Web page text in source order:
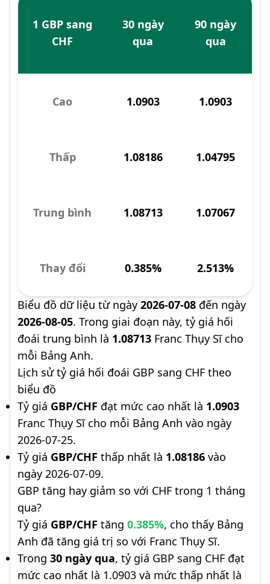
1 GBP sang
CHF
30 ngày
qua
90 ngày
qua
Cao 1.0903 1.0903
Thấp 1.08186 1.04795
Trung bình 1.08713 1.07067
Thay đổi 0.385% 2.513%
Biểu đồ dữ liệu từ ngày 2026-07-08 đến ngày
2026-08-05. Trong giai đoạn này, tỷ giá hối
đoái trung bình là 1.08713 Franc Thụy Sĩ cho
mỗi Bảng Anh.
Lịch sử tỷ giá hối đoái GBP sang CHF theo
biểu đồ
Tỷ giá GBP/CHF đạt mức cao nhất là 1.0903
Franc Thụy Sĩ cho mỗi Bảng Anh vào ngày
2026-07-25.
Tỷ giá GBP/CHF thấp nhất là 1.08186 vào
ngày 2026-07-09.
GBP tăng hay giảm so với CHF trong 1 tháng
qua?
Tỷ giá GBP/CHF tăng 0.385%, cho thấy Bảng
Anh đã tăng giá trị so với Franc Thụy Sĩ.
Trong 30 ngày qua, tỷ giá GBP sang CHF đạt
mức cao nhất là 1.0903 và mức thấp nhất là